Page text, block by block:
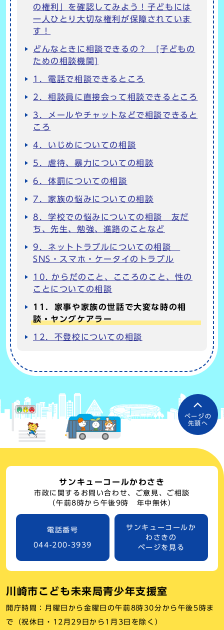
の権利」を確認してみよう！子どもには
一人ひとり大切な権利が保障されていま
す！
どんなときに相談できるの？ [子どもの
ための相談機関]
1．電話で相談できるところ
2．相談員に直接会って相談できるところ
3．メールやチャットなどで相談できると
ころ
4．いじめについての相談
5．虐待、暴力についての相談
6．体罰についての相談
7．家族の悩みについての相談
8．学校での悩みについての相談 友だ
ち、先生、勉強、進路のことなど
9．ネットトラブルについての相談
SNS・スマホ・ケータイのトラブル
10. からだのこと、こころのこと、性の
ことについての相談
11．家事や家族の世話で大変な時の相
談・ヤングケアラー
12．不登校についての相談
ページの
先頭へ
サンキューコールかわさき
市政に関するお問い合わせ、ご意見、ご相談
（午前8時から午後9時 年中無休）
電話番号
044-200-3939
サンキューコールか
わさきの
ページを見る
川崎市こども未来局青少年支援室
開庁時間：月曜日から金曜日の午前8時30分から午後5時ま
で（祝休日・12月29日から1月3日を除く）